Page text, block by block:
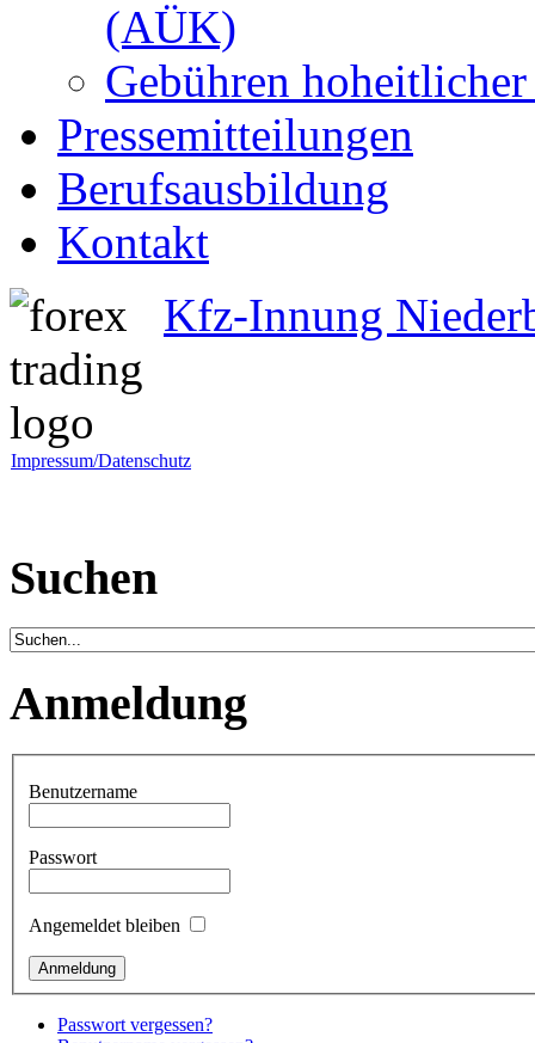
(AÜK)
Gebühren
Pressemitteilungen
Berufsausbildung
Kontakt
Kfz-Innung
Impressum/Datenschutz
Suchen
Anmeldung
Benutzername
Passwort
Angemeldet bleiben
Passwort vergessen?